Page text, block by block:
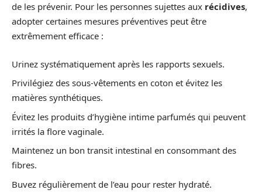
de les prévenir. Pour les personnes sujettes aux récidives,
adopter certaines mesures préventives peut être
extrêmement efficace :
Urinez systématiquement après les rapports sexuels.
Privilégiez des sous-vêtements en coton et évitez les
matières synthétiques.
Évitez les produits d’hygiène intime parfumés qui peuvent
irrités la flore vaginale.
Maintenez un bon transit intestinal en consommant des
fibres.
Buvez régulièrement de l’eau pour rester hydraté.